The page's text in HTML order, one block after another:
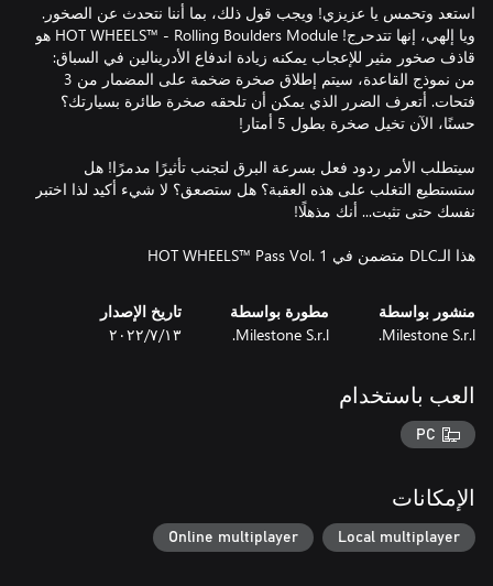
استعد وتحمس يا عزيزي! ويجب قول ذلك، بما أننا نتحدث عن الصخور.
ويا إلهي، إنها تتدحرج! HOT WHEELS™ - Rolling Boulders Module هو
قاذف صخور مثير للإعجاب يمكنه زيادة اندفاع الأدرينالين في السباق:
من نموذج القاعدة، سيتم إطلاق صخرة ضخمة على المضمار من 3
فتحات. أتعرف الضرر الذي يمكن أن تلحقه صخرة طائرة بسيارتك؟
سيتطلب الأمر ردود فعل بسرعة البرق لتجنب تأثيرًا مدمرًا! هل
ستستطيع التغلب على هذه العقبة؟ هل ستصعق؟ لا شيء أكيد لذا اختبر
هذا الـDLC متضمن في HOT WHEELS™ Pass Vol. 1
منشور بواسطة
Milestone S.r.l.
مطورة بواسطة
Milestone S.r.l.
تاريخ الإصدار
١٣‏/٧‏/٢٠٢٢
العب باستخدام
PC
الإمكانات
Local multiplayer
Online multiplayer